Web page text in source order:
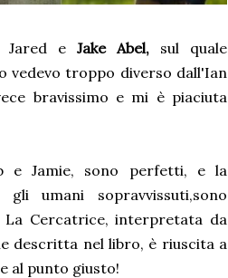
Jared e Jake Abel, sul quale
vedevo troppo diverso dall'Ian
bravissimo e mi è piaciuta
e Jamie, sono perfetti, e la
umani sopravvissuti,sono
descritta nel libro, è riuscita a
al punto giusto!